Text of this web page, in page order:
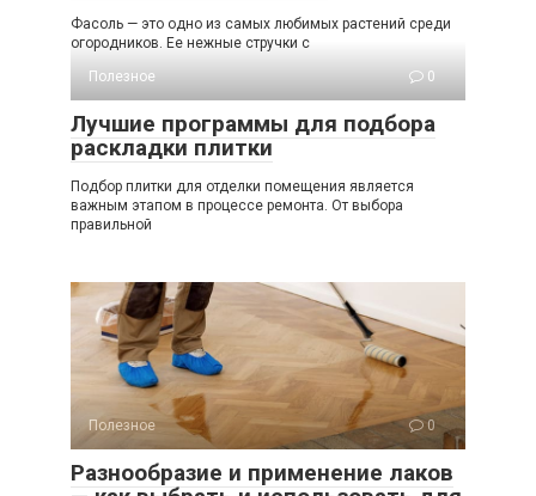
Фасоль — это одно из самых любимых растений среди
огородников. Ее нежные стручки с
Полезное
0
Лучшие программы для подбора
раскладки плитки
Подбор плитки для отделки помещения является
важным этапом в процессе ремонта. От выбора
правильной
Полезное 0
Разнообразие и применение лаков